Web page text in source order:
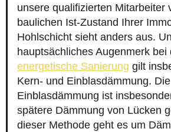
unsere qualifizierten Mitarbeiter
baulichen Ist-Zustand Ihrer
Hohlschicht sieht anders aus.
hauptsächliches Augenmerk bei
energetische Sanierung gilt
Kern- und Einblasdämmung. Die
Einblasdämmung ist
spätere Dämmung von Lücken
dieser Methode geht es um